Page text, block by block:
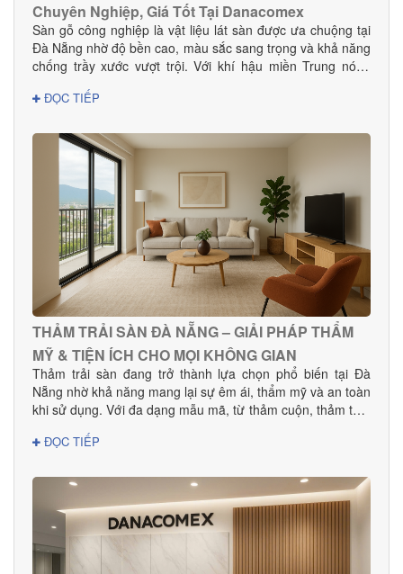
Chuyên Nghiệp, Giá Tốt Tại Danacomex
Sàn gỗ công nghiệp là vật liệu lát sàn được ưa chuộng tại
Đà Nẵng nhờ độ bền cao, màu sắc sang trọng và khả năng
chống trầy xước vượt trội. Với khí hậu miền Trung nóng
gian bền đẹp và hạn chế cong vênh hiệu quả. Tại Đà
gỗ công nghiệp uy tín, được nhiều khách hàng gia đình,
khách sạn, showroom và văn phòng tin dùng.
ĐỌC TIẾP
THẢM TRẢI SÀN ĐÀ NẴNG – GIẢI PHÁP THẨM
MỸ & TIỆN ÍCH CHO MỌI KHÔNG GIAN
Thảm trải sàn đang trở thành lựa chọn phổ biến tại Đà
Nẵng nhờ khả năng mang lại sự êm ái, thẩm mỹ và an toàn
khi sử dụng. Với đa dạng mẫu mã, từ thảm cuộn, thảm tấm
mọi nhu cầu decor và thi công dự án.
ĐỌC TIẾP